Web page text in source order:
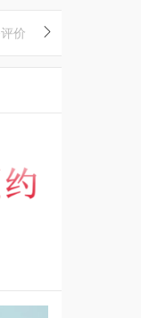
价